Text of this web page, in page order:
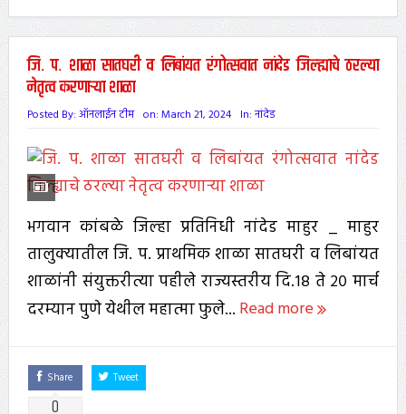
जि. प. शाळा सातघरी व लिबांयत रंगोत्सवात नांदेड जिल्ह्याचे ठरल्या
नेतृत्व करणाऱ्या शाळा
Posted By: ऑनलाईन टीम on: March 21, 2024 In: नांदेड
भगवान कांबळे जिल्हा प्रतिनिधी नांदेड माहुर _ माहुर
तालुक्यातील जि. प. प्राथमिक शाळा सातघरी व लिबांयत
शाळांनी संयुक्तरीत्या पहीले राज्यस्तरीय दि.१८ ते २० मार्च
दरम्यान पुणे येथील महात्मा फुले... Read more
Share
0
Tweet